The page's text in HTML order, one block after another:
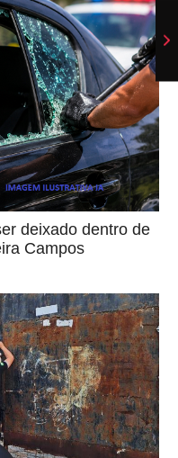
deixado dentro de
Campos